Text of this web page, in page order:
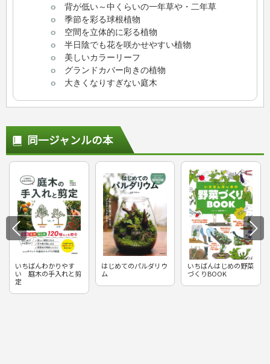
o 背が低い～中くらいの一年草や・二年草
o 季節を彩る球根植物
o 空間を立体的に彩る植物
o 半日陰でも花を咲かせやすい植物
o 美しいカラーリーフ
o グランドカバー向きの植物
o 大きくなりすぎない庭木
同一ジャンルの本
いちばんわかりやす
い 庭木の手入れと剪
定
はじめてのパルダリウ
ム
いちばんはじめの野菜
づくりBOOK